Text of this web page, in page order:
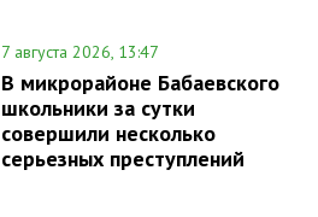
7 августа 2026, 13:47
В микрорайоне Бабаевского
школьники за сутки
совершили несколько
серьезных преступлений